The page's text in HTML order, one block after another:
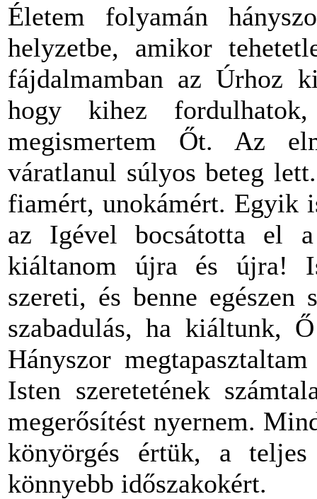
Életem folyamán
helyzetbe, amikor
fájdalmamban az Úrhoz
hogy kihez
megismertem Őt. Az
váratlanul súlyos beteg
fiamért, unokámért. Egyik
az Igével bocsátotta el
kiáltanom újra és újra!
szereti, és benne
szabadulás, ha kiáltunk,
Hányszor
Isten szeretetének
megerősítést nyernem.
könyörgés értük, a
könnyebb időszakokért.